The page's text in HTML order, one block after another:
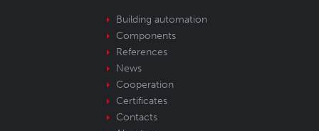
Building automation
Components
References
News
Cooperation
Certificates
Contacts